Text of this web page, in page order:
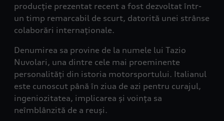
producție prezentat recent a fost dezvoltat într-
un timp remarcabil de scurt, datorită unei strânse
colaborări internaționale.
Denumirea sa provine de la numele lui Tazio
Nuvolari, una dintre cele mai proeminente
personalități din istoria motorsportului. Italianul
este cunoscut până în ziua de azi pentru curajul,
ingeniozitatea, implicarea și voința sa
neîmblânzită de a reuși.